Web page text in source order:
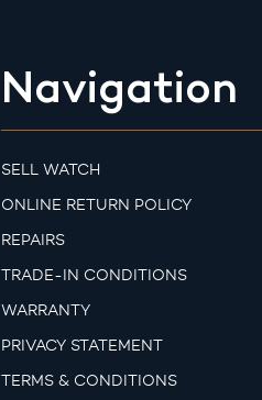
Navigation
SELL WATCH
ONLINE RETURN POLICY
REPAIRS
TRADE-IN CONDITIONS
WARRANTY
PRIVACY STATEMENT
TERMS & CONDITIONS